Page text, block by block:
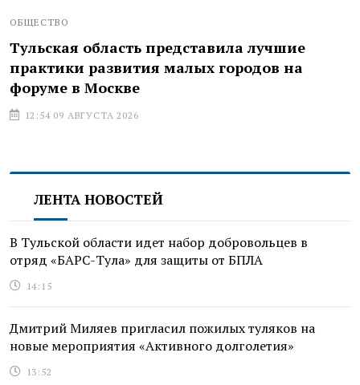
ОБЩЕСТВО
Тульская область представила лучшие
практики развития малых городов на
форуме в Москве
12:54 09 АВГУСТА 2026
ЛЕНТА НОВОСТЕЙ
В Тульской области идет набор добровольцев в
отряд «БАРС-Тула» для защиты от БПЛА
14:15
Дмитрий Миляев пригласил пожилых туляков на
новые мероприятия «Активного долголетия»
13:52